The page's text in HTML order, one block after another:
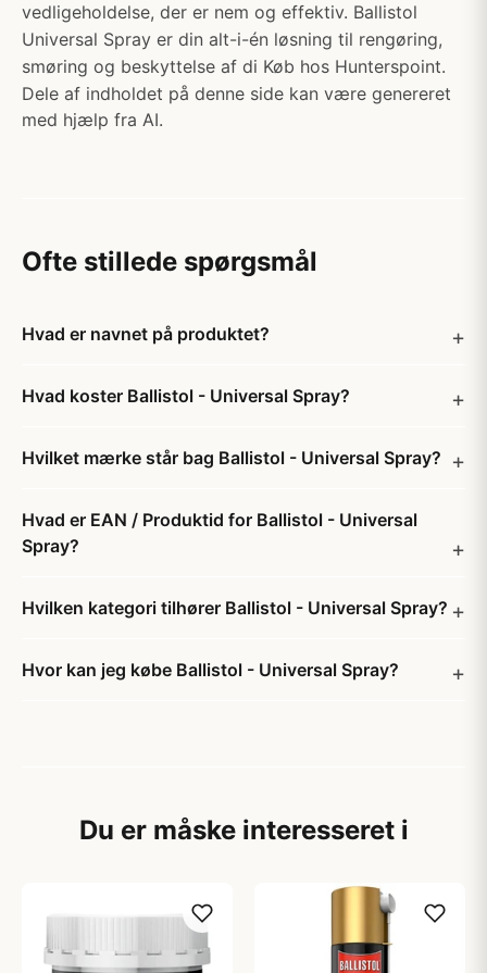
vedligeholdelse, der er nem og effektiv. Ballistol
Universal Spray er din alt-i-én løsning til rengøring,
smøring og beskyttelse af di Køb hos Hunterspoint.
Dele af indholdet på denne side kan være genereret
med hjælp fra AI.
Ofte stillede spørgsmål
Hvad er navnet på produktet?
Hvad koster Ballistol - Universal Spray?
Hvilket mærke står bag Ballistol - Universal Spray?
Hvad er EAN / Produktid for Ballistol - Universal
Spray?
Hvilken kategori tilhører Ballistol - Universal Spray?
Hvor kan jeg købe Ballistol - Universal Spray?
Du er måske interesseret i